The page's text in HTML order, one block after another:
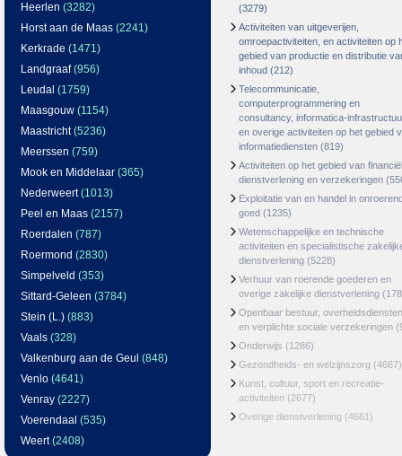
Heerlen (3282)
Horst aan de Maas (2241)
Kerkrade (1471)
Landgraaf(956)
Leudal (1759)
Maasgouw (1154)
Maastricht(5236)
Meerssen (759)
Mook en Middelaar (365)
Nederweert(1013)
Peel en Maas (2157)
Roerdalen (787)
Roermond (2830)
Simpelveld (353)
Sittard-Geleen (3784)
Stein (L.) (883)
Vaals (328)
Valkenburg aan de Geul (848)
Venlo (4641)
Venray (2227)
Voerendaal (535)
Weert(2408)
(3279)
Activiteiten van uitgeverijen,
omroepactiviteiten, en activiteiten op
gebied van productie en distributie
inhoud (212)
Telecommunicatie,
computerprogrammering en
consultancy, informatica-
en overige activiteiten op het gebied
informatiediensten (819)
Activiteiten op het gebied van
dienstverlening en verzekeringen
Exploitatie van en handel in
goed (1235)
Wetenschappelijke en technische
activiteiten en specialistische
dienstverlening (5228)
Verhuur van roerende goederen en
overige zakelijke dienstverlening
Openbaar bestuur, overheidsdiensten
en verplichte sociale verzekeringen
Onderwijs (1286)
Gezondheids- en welzijnszorg (4667)
Kunst, cultuur, sport en recreatie-
activiteiten (2677)
Overige dienstverlening (4661)